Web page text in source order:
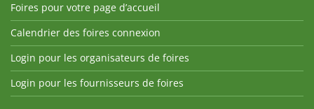
Foires pour votre page d’accueil
Calendrier des foires connexion
Login pour les organisateurs de foires
Login pour les fournisseurs de foires